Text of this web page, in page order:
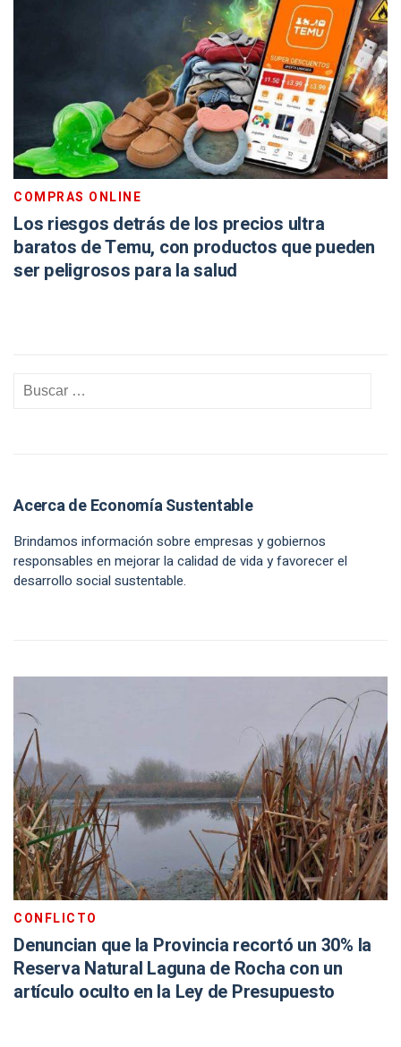
COMPRAS ONLINE
Los riesgos detrás de los precios ultra
baratos de Temu, con productos que pueden
ser peligrosos para la salud
Acerca de Economía Sustentable
Brindamos información sobre empresas y gobiernos
responsables en mejorar la calidad de vida y favorecer el
desarrollo social sustentable.
CONFLICTO
Denuncian que la Provincia recortó un 30% la
Reserva Natural Laguna de Rocha con un
artículo oculto en la Ley de Presupuesto